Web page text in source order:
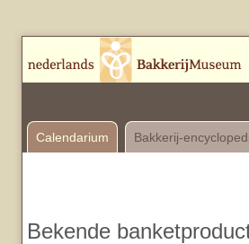
Calendarium Bakkerij-
Bekende